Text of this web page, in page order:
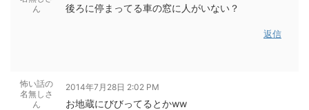
ん
後ろに停まってる車の窓に人がいない？
返信
怖い話の
名無しさ
ん
2014年7月28日 2:02 PM
お地蔵にびびってるとかww